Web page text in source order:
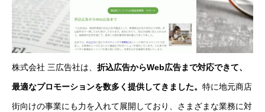
株式会社 三広告社は、 折込広告からWeb広告まで対応できて、
最適なプロモーションを数多く提供してきました。 特に地元商店
街向けの事業にも力を入れて展開しており、さまざまな業務に対